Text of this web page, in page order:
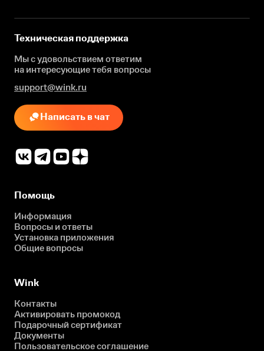
Техническая поддержка
Мы с удовольствием ответим
на интересующиетебя вопросы
support@wink.ru
Написать в чат
Помощь
Информация
Вопросы и ответы
Установка приложения
Общие вопросы
Wink
Контакты
Активировать промокод
Подарочный сертификат
Документы
Пользовательское соглашение